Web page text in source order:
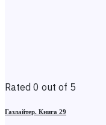
Rated 0 out of 5
Газлайтер. Книга 29